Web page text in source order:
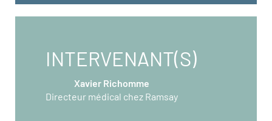
INTERVENANT(S)
Xavier Richomme
Directeur médical chez Ramsay